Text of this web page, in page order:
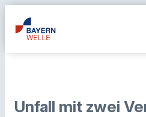
Unfall mit zwei